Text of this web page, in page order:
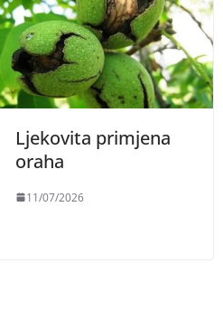
Ljekovita primjena
oraha
11/07/2026